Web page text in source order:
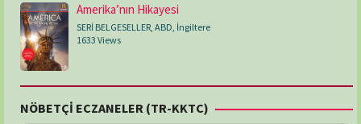
Amerika’nın Hikayesi
SERİ BELGESELLER ABD İngiltere
1633 Views
NÖBETÇİ ECZANELER (TR-KKTC)